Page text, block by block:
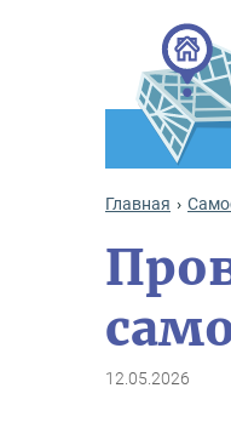
Главная
12.05.2026